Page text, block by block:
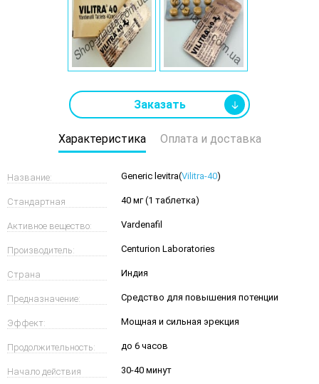
Характеристика Оплата и доставка
Заказать
Название: Generic levitra(Vilitra-40)
Стандартная 40 мг (1 таблетка)
Активное вещество: Vardenafil
Производитель: Centurion Laboratories
Страна Индия
Предназначение: Средство для повышения потенции
Эффект: Мощная и сильная эрекция
Продолжительность: до 6 часов
Начало действия 30-40 минут